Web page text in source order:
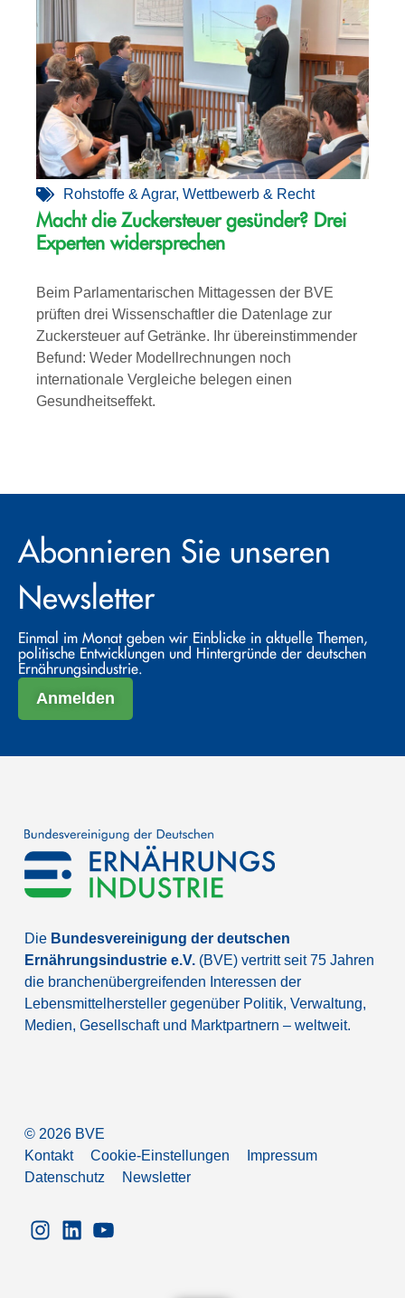
Rohstoffe & Agrar, Wettbewerb & Recht
Macht die Zuckersteuer gesünder? Drei
Experten widersprechen
Beim Parlamentarischen Mittagessen der BVE
prüften drei Wissenschaftler die Datenlage zur
Zuckersteuer auf Getränke. Ihr übereinstimmender
Befund: Weder Modellrechnungen noch
internationale Vergleiche belegen einen
Gesundheitseffekt.
Abonnieren Sie unseren
Newsletter
Einmal im Monat geben wir Einblicke in aktuelle Themen,
politische Entwicklungen und Hintergründe der deutschen
Ernährungsindustrie.
Anmelden
Die Bundesvereinigung der deutschen
Ernährungsindustrie e.V. (BVE) vertritt seit 75 Jahren
die branchenübergreifenden Interessen der
Lebensmittelhersteller gegenüber Politik, Verwaltung,
Medien, Gesellschaft und Marktpartnern – weltweit.
© 2026BVE
Kontakt
Cookie-Einstellungen
Impressum
Datenschutz
Newsletter